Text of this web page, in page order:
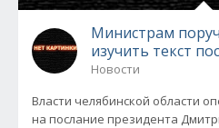
Министрам
изучить текст
Новости
Власти челябинской области
на послание президента